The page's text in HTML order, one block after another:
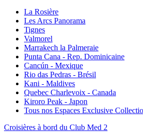
La Rosière
Les Arcs Panorama
Tignes
Valmorel
Marrakech la Palmeraie
Punta Cana - Rep. Dominicaine
Cancún - Mexique
Rio das Pedras - Brésil
Kani - Maldives
Quebec Charlevoix - Canada
Kiroro Peak - Japon
Tous nos Espaces Exclusive
Croisières à bord du Club Med 2